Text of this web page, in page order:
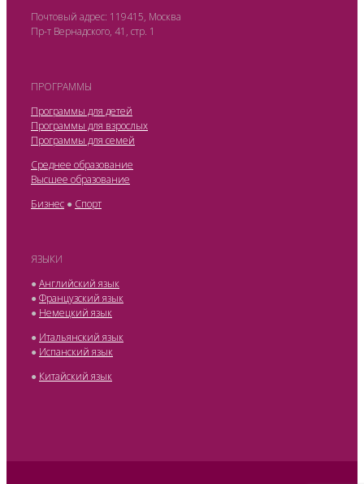
Почтовый адрес: 119415, Москва
Пр-т Вернадского, 41, стр. 1
ПРОГРАММЫ
Программы для детей
Программы для взрослых
Программы для семей
Среднее образование
Высшее образование
Бизнес ● Спорт
ЯЗЫКИ
●Английский язык
●Французский язык
● Немецкий язык
● Итальянский язык
● Испанский язык
● Китайский язык